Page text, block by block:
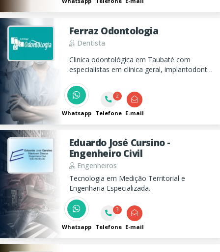
Ferraz Odontologia
Dentista
Clinica odontológica em Taubaté com
especialistas em clínica geral, implantodontia
Whatsapp
2
Telefone E-mail
Eduardo José Cursino -
Engenheiro Civil
Engenheiros
Tecnologia em Medição Territorial e
Engenharia Especializada.
Whatsapp
3
Telefone E-mail